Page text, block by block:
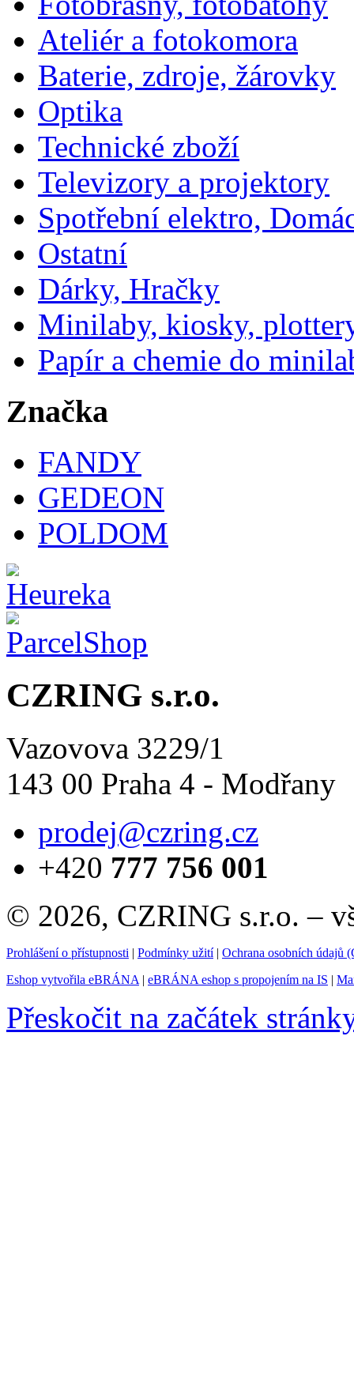
Ateliér a fotokomora
Baterie, zdroje, žárovky
Optika
Technické zboží
Televizory a projektory
Spotřební elektro,
Ostatní
Dárky, Hračky
Minilaby, kiosky,
Papír a chemie do
Značka
FANDY
GEDEON
POLDOM
CZRING s.r.o.
Vazovova 3229/1
143 00 Praha 4 - Modřany
prodej@czring.cz
+420 777 756 001
© 2026, CZRING s.r.o. –
Prohlášení o přístupnosti | Podmínky užití| Ochrana osobních údajů
Eshop vytvořila eBRÁNA | eBRÁNA eshop s propojením na IS |
Přeskočit na začátek